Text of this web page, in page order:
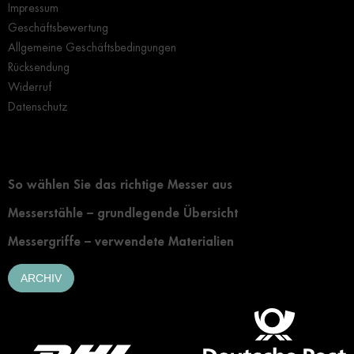
Impressum
Geschäftsbewertung
Allgemeine Geschäftsbedingungen
Rücksendung
Widerruf
Datenschutz
So wählen Sie das richtige Messer aus
Messerstähle – grundlegende Übersicht
Messergriffe – verwendete Materialien
ARCHIV